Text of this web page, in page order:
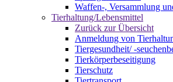
Waffen-, Versammlung
Tierhaltung/Lebensmittel
Zurück zur Übersicht
Anmeldung von
Tiergesundheit/ -
Tierkörperbeseitigung
Tierschutz